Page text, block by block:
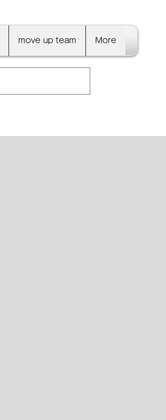
move up team More